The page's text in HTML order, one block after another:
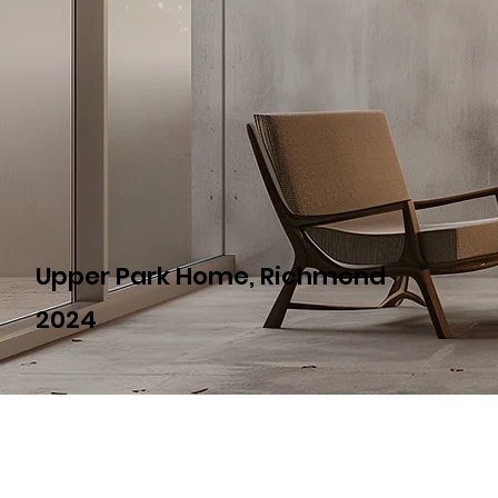
Upper Park Home, Richmond
2024